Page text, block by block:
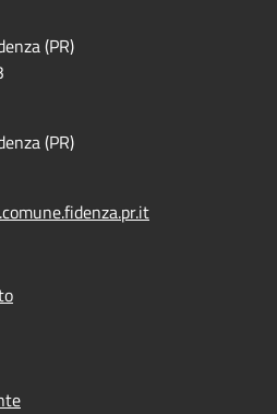
(PR)
(PR)